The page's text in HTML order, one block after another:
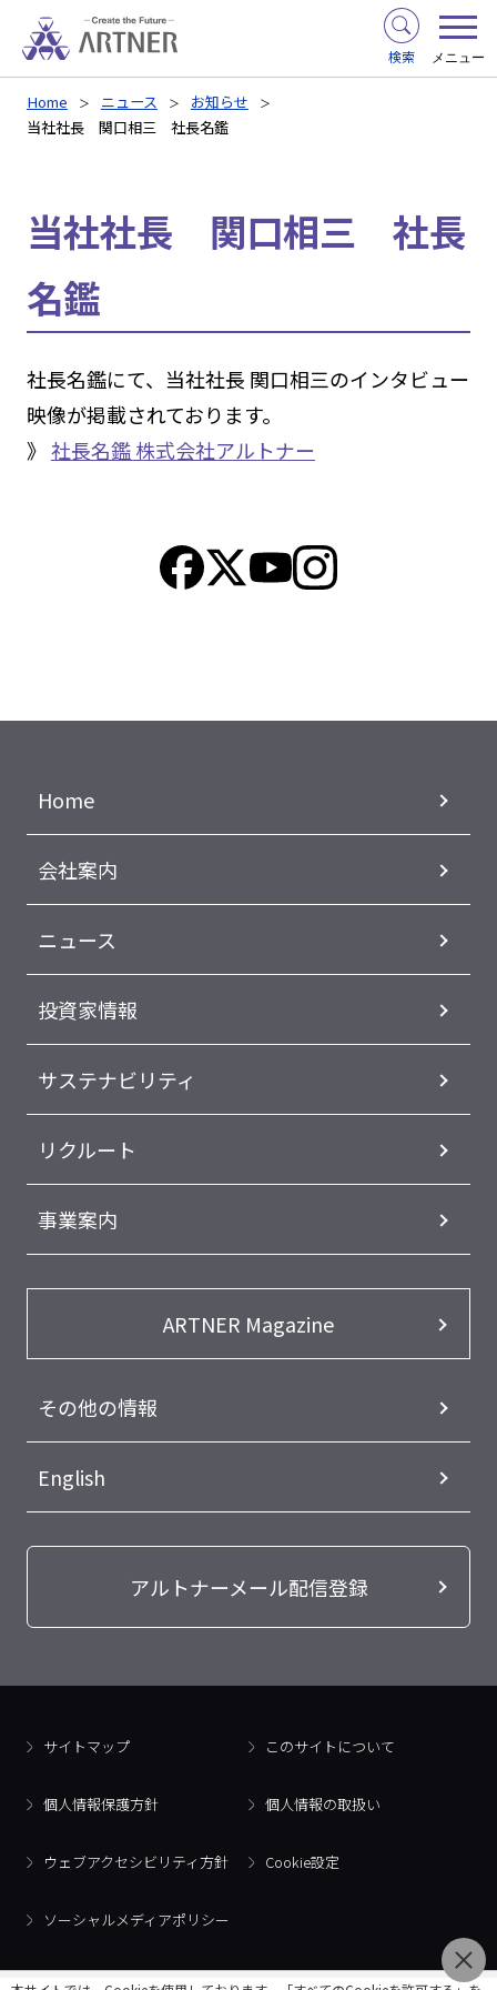
検索 メニュー
Home ニュース
お知らせ
当社社長 関口相三 社長名鑑
当社社長 関口相三 社長
名鑑
社長名鑑にて、当社社長 関口相三のインタビュー
映像が掲載されております。
》 社長名鑑 株式会社アルトナー
Home
会社案内
ニュース
投資家情報
サステナビリティ
リクルート
事業案内
ARTNER Magazine
その他の情報
English
アルトナーメール配信登録
サイトマップ このサイトについて
個人情報保護方針 個人情報の取扱い
ウェブアクセシビリティ方針 Cookie設定
ソーシャルメディアポリシー